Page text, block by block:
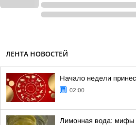
ЛЕНТА НОВОСТЕЙ
Начало недели
02:00
Лимонная вода: мифы